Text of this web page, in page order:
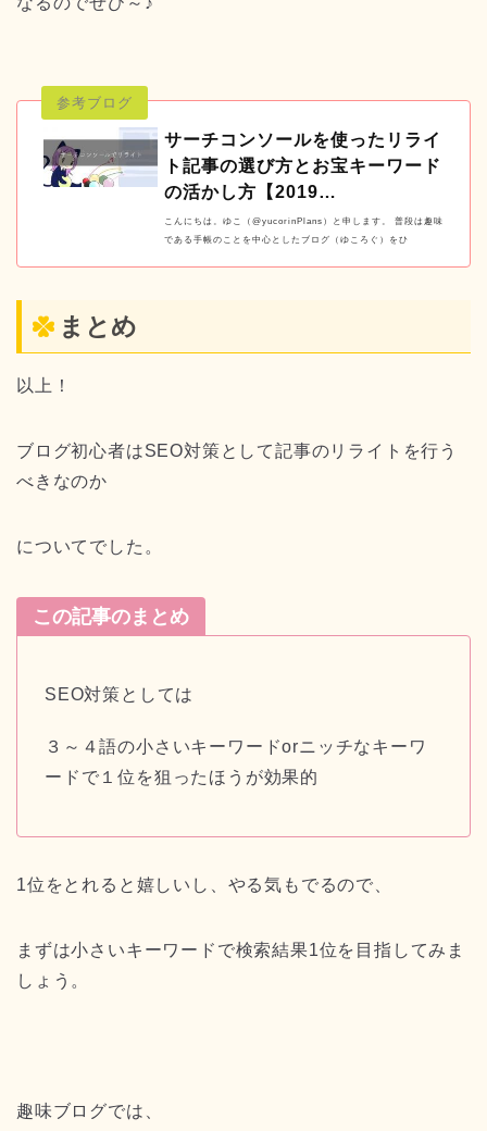
サーチコンソールを使ったリライ
ト記事の選び方とお宝キーワード
の活かし方【2019…
こんにちは。ゆこ（@yucorinPlans）と申します。 普段は趣味
である手帳のことを中心としたブログ（ゆころぐ）をひ
まとめ
以上！
ブログ初心者はSEO対策として記事のリライトを行う
べきなのか
についてでした。
この記事のまとめ
SEO対策としては
３～４語の小さいキーワードorニッチなキーワ
ードで１位を狙ったほうが効果的
1位をとれると嬉しいし、やる気もでるので、
まずは小さいキーワードで検索結果1位を目指してみま
しょう。
趣味ブログでは、